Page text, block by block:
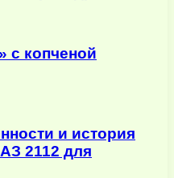
с копченой
и история
2112 для